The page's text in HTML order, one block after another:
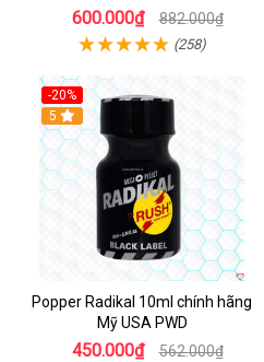
phấn
600.000₫ 882.000₫
(258)
-20%
5
Popper Radikal 10ml chính hãng
Mỹ USA PWD
450.000₫ 562.000₫